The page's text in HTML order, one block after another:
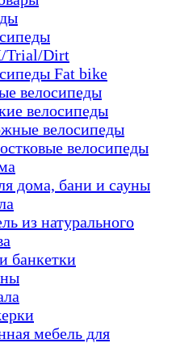
Trial/Dirt
Fat bike
велосипеды
велосипеды
велосипеды
велосипеды
дома, бани и сауны
из натурального
банкетки
мебель для